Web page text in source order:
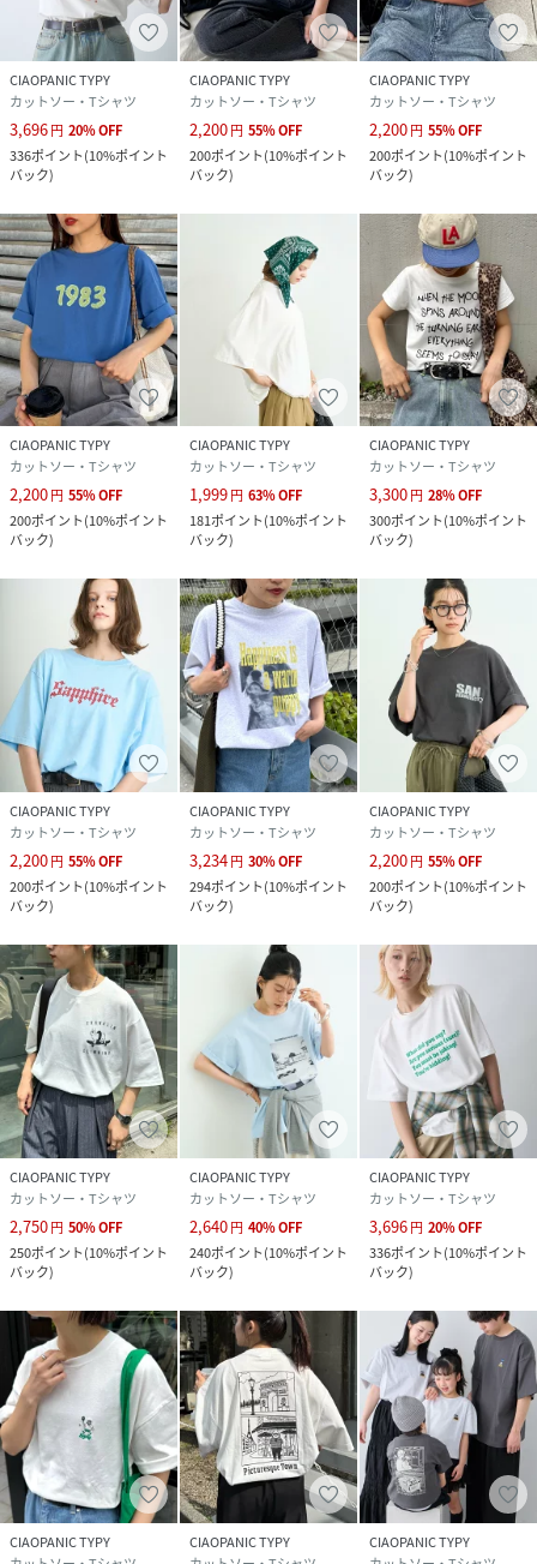
CIAOPANIC TYPY
カットソー・Tシャツ
3,696円 20%OFF
336ポイント(10%ポイント
バック)
CIAOPANIC TYPY
カットソー・Tシャツ
2,200円 55%OFF
200ポイント(10%ポイント
バック)
CIAOPANIC TYPY
カットソー・Tシャツ
2,200円 55%OFF
200ポイント(10%ポイント
バック)
CIAOPANIC TYPY
カットソー・Tシャツ
2,200円 55%OFF
200ポイント(10%ポイント
バック)
CIAOPANIC TYPY
カットソー・Tシャツ
1,999円 63%OFF
181ポイント(10%ポイント
バック)
CIAOPANIC TYPY
カットソー・Tシャツ
3,300円 28%OFF
300ポイント(10%ポイント
バック)
CIAOPANIC TYPY
カットソー・Tシャツ
2,200円 55%OFF
200ポイント(10%ポイント
バック)
CIAOPANIC TYPY
カットソー・Tシャツ
3,234円 30%OFF
294ポイント(10%ポイント
バック)
CIAOPANIC TYPY
カットソー・Tシャツ
2,200円 55%OFF
200ポイント(10%ポイント
バック)
CIAOPANIC TYPY
カットソー・Tシャツ
2,750円 50%OFF
250ポイント(10%ポイント
バック)
CIAOPANIC TYPY
カットソー・Tシャツ
2,640円 40%OFF
240ポイント(10%ポイント
バック)
CIAOPANIC TYPY
カットソー・Tシャツ
3,696円 20%OFF
336ポイント(10%ポイント
バック)
CIAOPANIC TYPY
CIAOPANIC TYPY
CIAOPANIC TYPY